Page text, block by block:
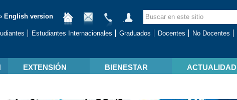
English version
Estudiantes Internacionales Graduados Docentes
No Docentes
EXTENSIÓN BIENESTAR ACTUALIDAD